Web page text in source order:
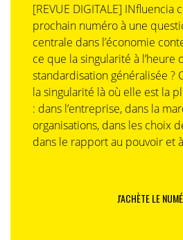
[REVUE DIGITALE] INfluencia
prochain numéro à une
centrale dans l’économie
ce que la singularité à l’heure
standardisation généralisée ?
la singularité là où elle est la
: dans l’entreprise, dans la
organisations, dans les choix
dans le rapport au pouvoir et
J'ACHÈTE LE